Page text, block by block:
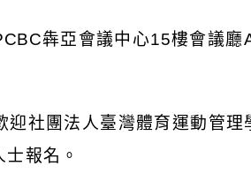
犇亞會議中心15樓會議
迎社團法人臺灣體育運動管
報名。